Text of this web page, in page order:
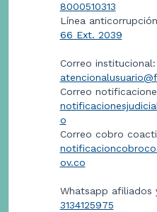
8000510313
Línea
66 Ext. 2039
Correo institucional:
Correo
o
Correo cobro
ov.co
Whatsapp afiliados
3134125975